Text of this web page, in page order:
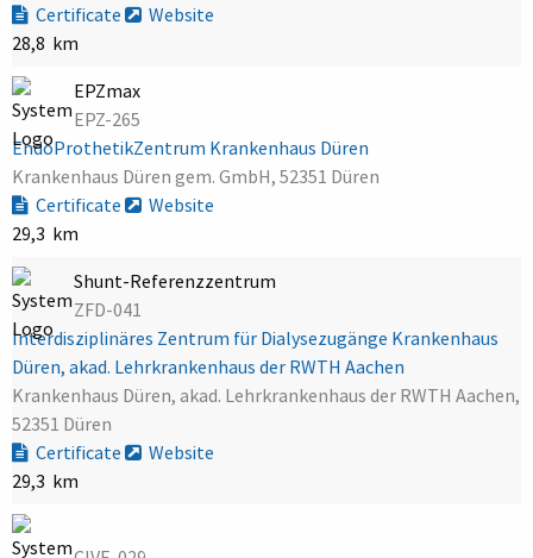
Certificate
Website
28,8 km
EPZmax
EPZ-265
EndoProthetikZentrum Krankenhaus Düren
Krankenhaus Düren gem. GmbH, 52351 Düren
Certificate
Website
29,3 km
Shunt-Referenzzentrum
ZFD-041
Interdisziplinäres Zentrum für Dialysezugänge Krankenhaus
Düren, akad. Lehrkrankenhaus der RWTH Aachen
Krankenhaus Düren, akad. Lehrkrankenhaus der RWTH Aachen,
52351 Düren
Certificate
Website
29,3 km